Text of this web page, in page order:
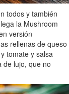
todos y también
la Mushroom
versión
rellenas de queso
tomate y salsa
de lujo, que no